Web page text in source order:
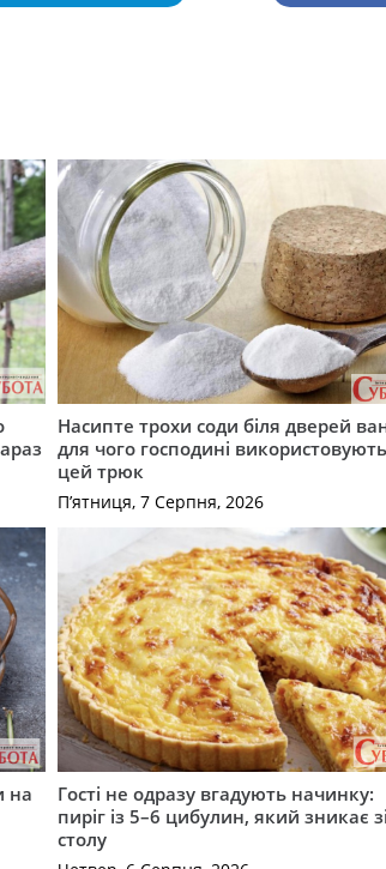
Насипте трохи соди біля дверей
для чого господині використовують
цей трюк
П’ятниця, 7 Серпня, 2026
на
Гості не одразу вгадують начинку:
пиріг із 5–6 цибулин, який зникає зі
столу